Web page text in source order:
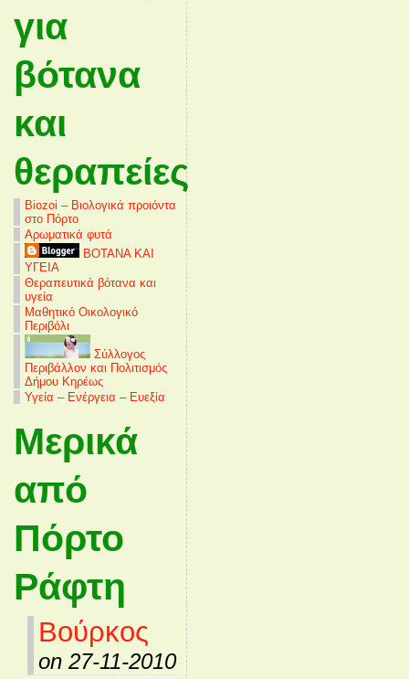
για
βότανα
και
θεραπείες
Biozoi – Βιολογικά προιόντα
στο Πόρτο
Αρωματικά φυτά
ΒΟΤΑΝΑ ΚΑΙ
ΥΓΕΙΑ
Θεραπευτικά βότανα και
υγεία
Μαθητικό Οικολογικό
Περιβόλι
Σύλλογος
Περιβάλλον και Πολιτισμός
Δήμου Κηρέως
Υγεία – Ενέργεια – Ευεξία
Μερικά
από
Πόρτο
Ράφτη
Βούρκος
on 27-11-2010